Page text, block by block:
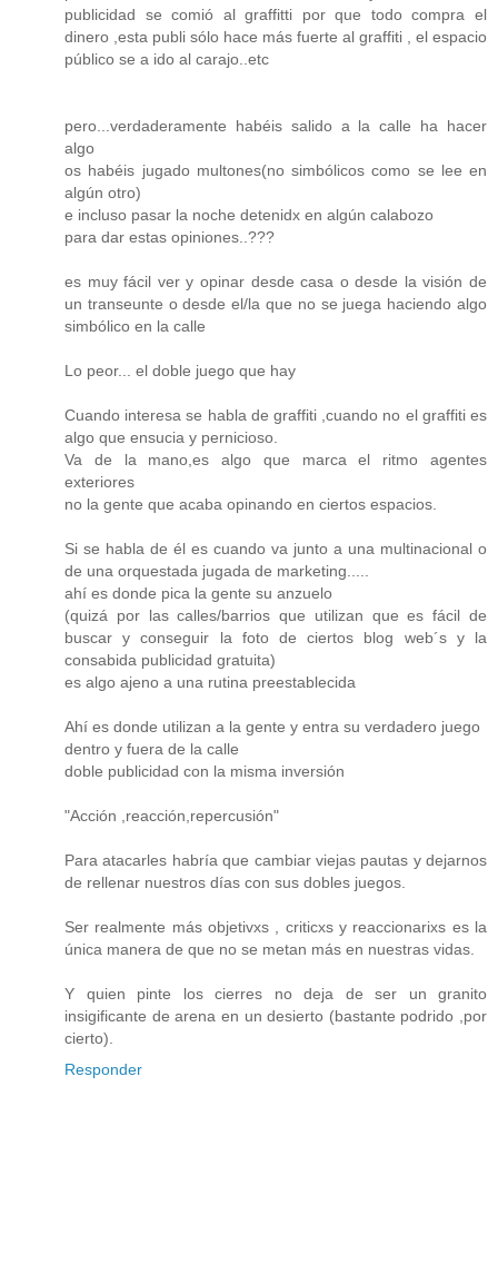
publicidad se comió al graffitti por que todo compra el
dinero ,esta publi sólo hace más fuerte al graffiti , el espacio
público se a ido al carajo..etc
pero...verdaderamente habéis salido a la calle ha hacer
algo
os habéis jugado multones(no simbólicos como se lee en
algún otro)
e incluso pasar la noche detenidx en algún calabozo
para dar estas opiniones..???
es muy fácil ver y opinar desde casa o desde la visión de
un transeunte o desde el/la que no se juega haciendo algo
simbólico en la calle
Lo peor... el doble juego que hay
Cuando interesa se habla de graffiti ,cuando no el graffiti es
algo que ensucia y pernicioso.
Va de la mano,es algo que marca el ritmo agentes
exteriores
no la gente que acaba opinando en ciertos espacios.
Si se habla de él es cuando va junto a una multinacional o
de una orquestada jugada de marketing.....
ahí es donde pica la gente su anzuelo
(quizá por las calles/barrios que utilizan que es fácil de
buscar y conseguir la foto de ciertos blog web´s y la
consabida publicidad gratuita)
es algo ajeno a una rutina preestablecida
Ahí es donde utilizan a la gente y entra su verdadero juego
dentro y fuera de la calle
doble publicidad con la misma inversión
"Acción ,reacción,repercusión"
Para atacarles habría que cambiar viejas pautas y dejarnos
de rellenar nuestros días con sus dobles juegos.
Ser realmente más objetivxs , criticxs y reaccionarixs es la
única manera de que no se metan más en nuestras vidas.
Y quien pinte los cierres no deja de ser un granito
insigificante de arena en un desierto (bastante podrido ,por
cierto).
Responder